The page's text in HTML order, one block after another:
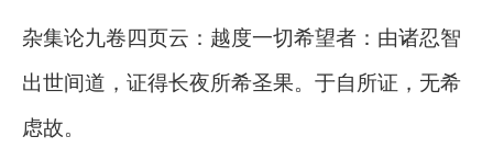
杂集论九卷四页云：越度一切希望者：由诸忍智
出世间道，证得长夜所希圣果。于自所证，无希
虑故。